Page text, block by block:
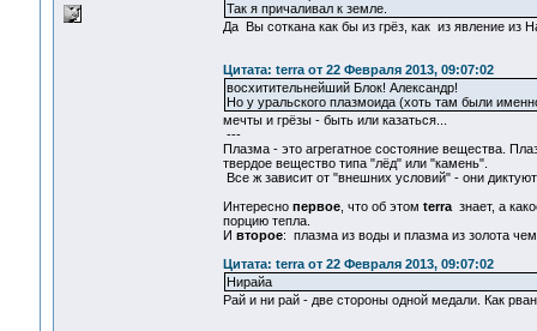
Так я причаливал к земле.
Да Вы соткана как бы из грёз, как из явление из
Цитата: terra от 22 Февраля 2013, 09:07:02
восхитительнейший Блок! Александр!
Но у уральского плазмоида (хоть там были
мечты и грёзы - быть или казаться...
---
Плазма - это агрегатное состояние вещества.
твердое вещество типа "лёд" или "камень".
Все ж зависит от "внешних условий" - они
Интересно первое, что об этом terra знает, а
порцию тепла.
И второе: плазма из воды и плазма из золота
Цитата: terra от 22 Февраля 2013, 09:07:02
Нирайа
Рай и ни рай - две стороны одной медали. Как